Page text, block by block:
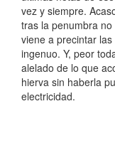
vez y siempre.
tras la penumbra
viene a precintar
ingenuo. Y, peor
alelado de lo que
hierva sin haberla
electricidad.